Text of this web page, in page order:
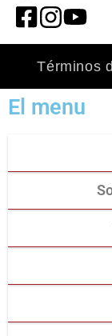
Términos
El menu